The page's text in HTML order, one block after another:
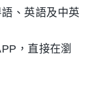
、英語及中英
，直接在瀏